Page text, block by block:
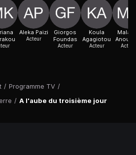
/ Programme TV /
/ A l'aube du troisième jour
Aleka Paizi
Acteur
Giorgos
Foundas
Acteur
Koula
Agagiotou
Acteur Acteur